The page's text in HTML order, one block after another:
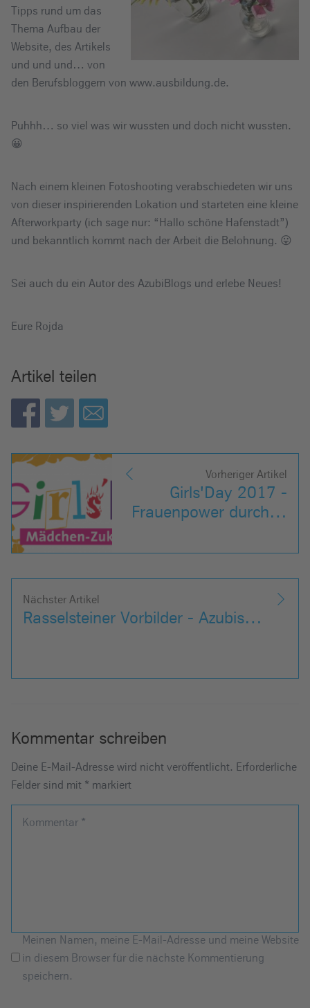
Tipps rund um das
Thema Aufbau der
Website, des Artikels
und und und… von
den Berufsbloggern von www.ausbildung.de.
Puhhh… so viel was wir wussten und doch nicht wussten.
😀
Nach einem kleinen Fotoshooting verabschiedeten wir uns
von dieser inspirierenden Lokation und starteten eine kleine
Afterworkparty (ich sage nur: “Hallo schöne Hafenstadt”)
und bekanntlich kommt nach der Arbeit die Belohnung. 😛
Sei auch du ein Autor des AzubiBlogs und erlebe Neues!
Eure Rojda
Artikel teilen
Vorheriger Artikel
Girls'Day 2017 -
Frauenpower durch…
Nächster Artikel
Rasselsteiner Vorbilder - Azubis…
Kommentar schreiben
Deine E-Mail-Adresse wird nicht veröffentlicht. Erforderliche
Felder sind mit * markiert
Kommentar *
Meinen Namen, meine E-Mail-Adresse und meine Website
in diesem Browser für die nächste Kommentierung
speichern.